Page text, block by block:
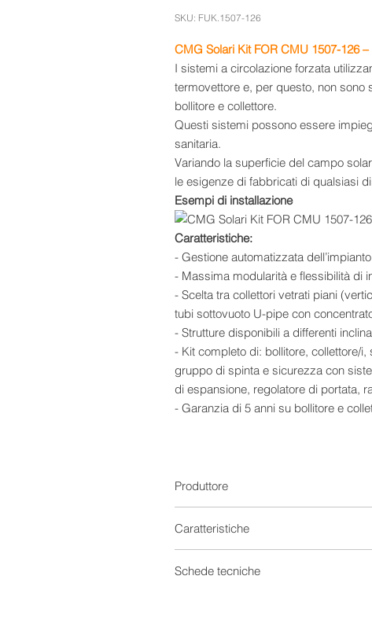
SKU: FUK.1507-126
CMG Solari Kit FOR CMU 1507-126
I sistemi a circolazione forzata
termovettore e, per questo, non
bollitore e collettore.
Questi sistemi possono essere
sanitaria.
Variando la superficie del campo
le esigenze di fabbricati di qualsiasi
Esempi di installazione
Caratteristiche:
- Gestione automatizzata dell’impianto
- Massima modularità e flessibilità di
- Scelta tra collettori vetrati piani
tubi sottovuoto U-pipe con
- Strutture disponibili a differenti
- Kit completo di: bollitore, collettore/
gruppo di spinta e sicurezza con
di espansione, regolatore di portata,
- Garanzia di 5 anni su bollitore e
TETTO PIANO
CMG SOLARI UP
Collettore vetrato piano selettivo
CMG SOLARI CMS 1500 –
Produttore
Caratteristiche
Solare Termico
Schede tecniche